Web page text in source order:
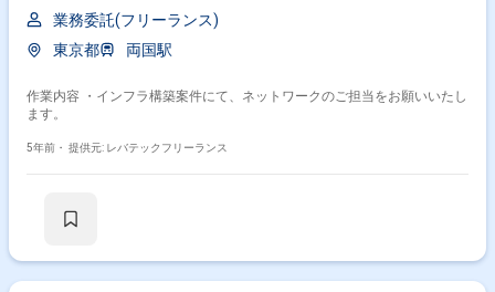
業務委託(フリーランス)
東京都
両国駅
作業内容 ・インフラ構築案件にて、ネットワークのご担当をお願いいたし
ます。
5年前・ 提供元: レバテックフリーランス